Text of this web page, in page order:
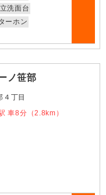
洗面台
ーホン
ノ笹部
４丁目
車8分（2.8km）